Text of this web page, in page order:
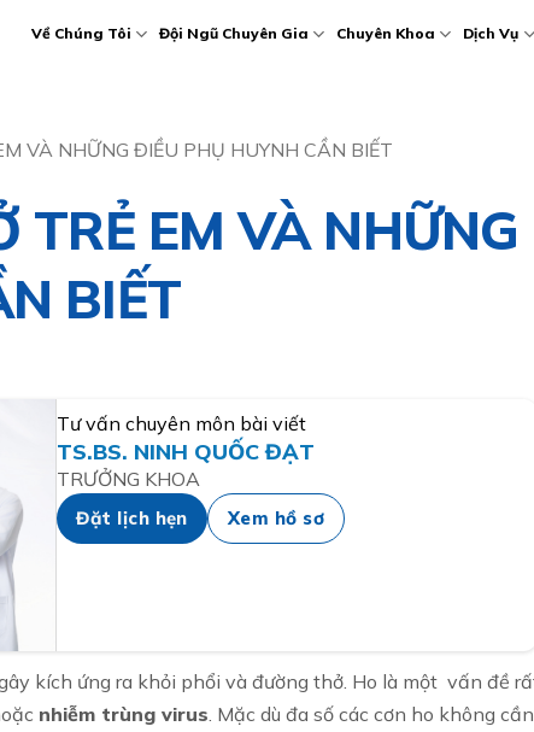
Về Chúng Tôi Đội Ngũ Chuyên Gia Chuyên Khoa Dịch Vụ
VÀ NHỮNG ĐIỀU PHỤ HUYNH CẦN BIẾT
TRẺ EM VÀ NHỮNG
BIẾT
Tư vấn chuyên môn bài viết
TS.BS. NINH QUỐC ĐẠT
TRƯỞNG KHOA
Đặt lịch hẹn Xem hồ sơ
kích ứng ra khỏi phổi và đường thở. Ho là một vấn đề
nhiễm trùng virus . Mặc dù đa số các cơn ho không cần